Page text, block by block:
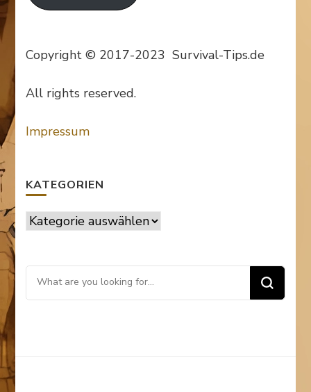
Copyright © 2017-2023 Survival-Tips.de
All rights reserved.
Impressum
KATEGORIEN
Kategorien
Looking
for